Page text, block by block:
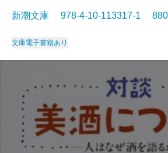
新潮文庫 978-4-10-113317-1
文庫電子書籍あり